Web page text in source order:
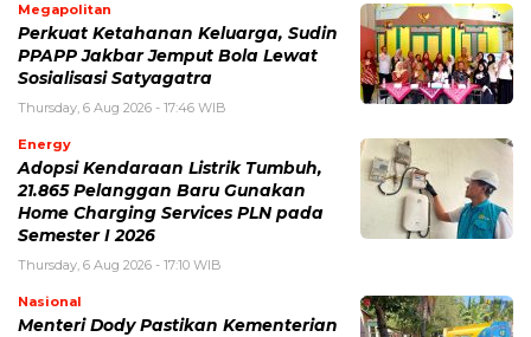
Megapolitan
Perkuat Ketahanan Keluarga, Sudin
PPAPP Jakbar Jemput Bola Lewat
Sosialisasi Satyagatra
Thursday, 6 Aug 2026 - 17:46 WIB
Energy
Adopsi Kendaraan Listrik Tumbuh,
21.865 Pelanggan Baru Gunakan
Home Charging Services PLN pada
Semester I 2026
Thursday, 6 Aug 2026 - 17:10 WIB
Nasional
Menteri Dody Pastikan Kementerian